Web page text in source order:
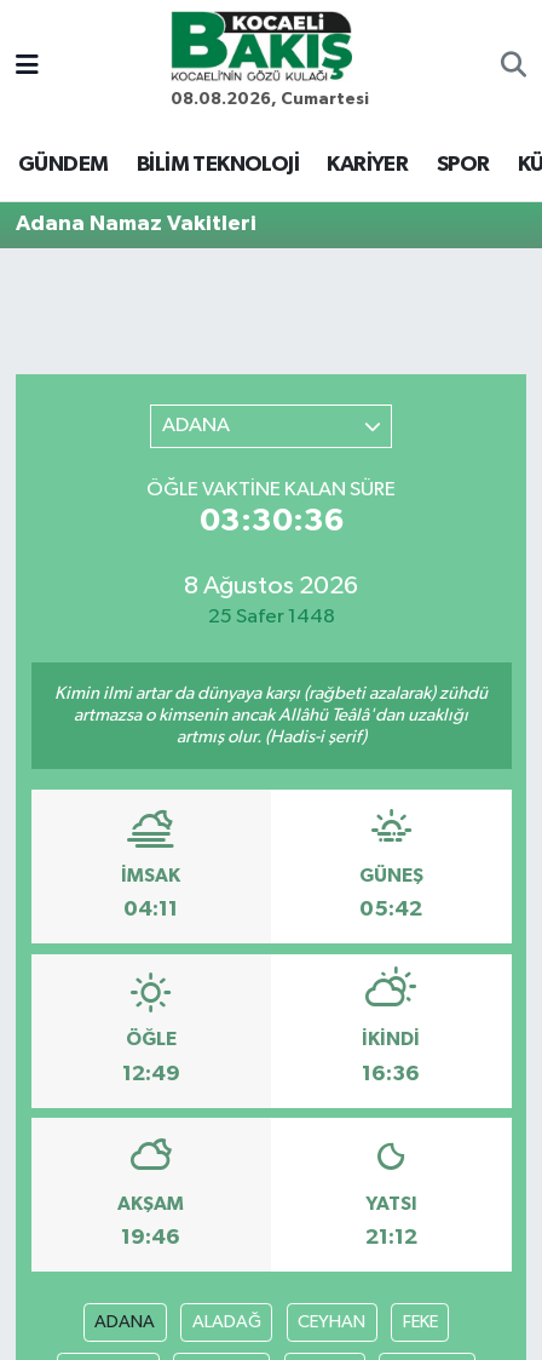
08.08.2026, Cumartesi
GÜNDEM BİLİM TEKNOLOJİ KARİYER SPOR
Adana Namaz Vakitleri
ADANA
ÖĞLE VAKTINE KALAN SÜRE
03:30:36
8 Ağustos 2026
25 Safer 1448
Kimin ilmi artar da dünyaya karşı (rağbeti azalarak) zühdü
artmazsa o kimsenin ancak Allâhü Teâlâ'dan uzaklığı
artmış olur. (Hadis-i şerif)
İMSAK
04:11
GÜNEŞ
05:42
ÖĞLE
12:49
İKINDI
16:36
AKŞAM
19:46
YATSI
21:12
ADANA ALADAĞ CEYHAN FEKE
Kocaeli Nöbetçi Eczaneler
Kocaeli Hava Durumu
Kocaeli Trafik Yoğunluk Haritası
Son Dakika Haberleri